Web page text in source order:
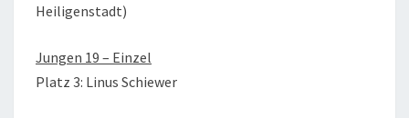
Heiligenstadt)
Jungen 19 – Einzel
Platz 3: Linus Schiewer